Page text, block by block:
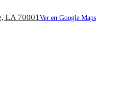
LA 70001Ver en Google Maps